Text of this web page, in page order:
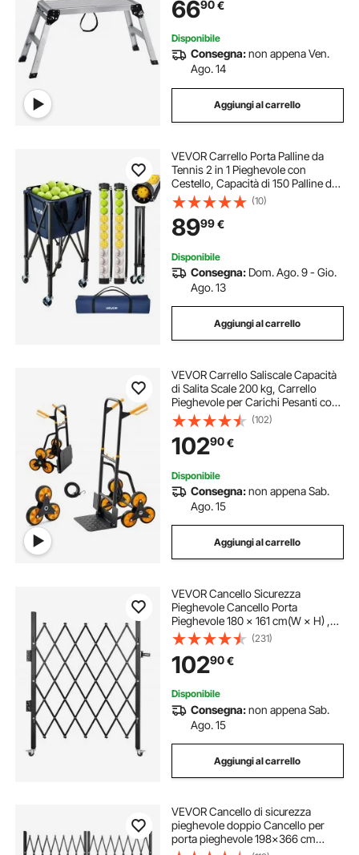
50,8x76x30 cm, Cavalletto
Pieghevole Alluminio
6690€
Disponibile
Consegna:non appena Ven.
Ago. 14
Aggiungi al carrello
VEVOR Carrello Porta Palline da
Tennis 2 in 1 Pieghevole con
Cestello, Capacità di 150 Palline da
Tennis o di 260 Pickleball, in Lega di
Alluminio Leggera, Ruote e Borsa
Portaoggetti, per Allenamento
(10)
8999€
Disponibile
Consegna: Dom. Ago. 9 - Gio.
Ago. 13
Aggiungi al carrello
VEVOR Carrello Saliscale Capacità
di Salita Scale 200 kg, Carrello
Pieghevole per Carichi Pesanti con
Maniglia Telescopica, 6 Ruote e 2
Corde Elastiche, per Casa, Generi
Alimentari, Magazzino
(102)
10290€
Disponibile
Consegna:non appena Sab.
Ago. 15
Aggiungi al carrello
VEVOR Cancello Sicurezza
Pieghevole Cancello Porta
Pieghevole 180 × 161 cm(W × H) ,
Cancello di Sicurezza in Acciaio,
Cancello di Sicurezza Espandibile
Flessibile, Cancello a Sbarramento
Girevole a 360°
(231)
10290€
Disponibile
Consegna:non appena Sab.
Ago. 15
Aggiungi al carrello
VEVOR Cancello di sicurezza
pieghevole doppio Cancello per
porta pieghevole 198x366 cm